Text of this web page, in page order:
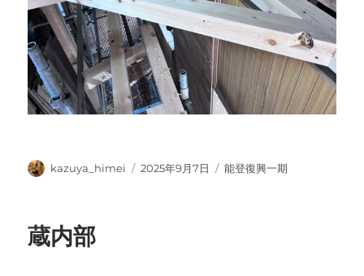
投
kazuya_himei
投
2025年9月7日
カ
能登復興一期
蔵内部